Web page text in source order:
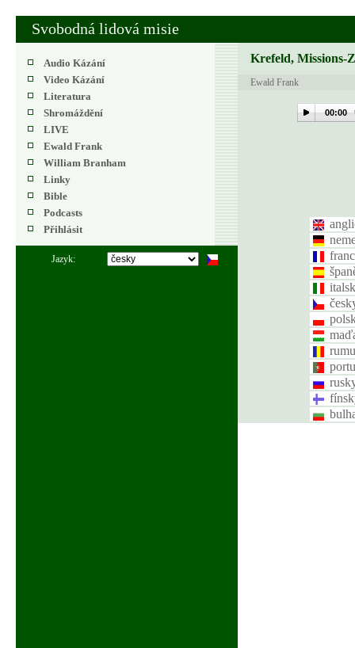
Svobodná lidová misie
Audio Kázání
Video Kázání
Literatura
Shromáždění
LIVE
Ewald Frank
William Branham
Linky
Bible
Podcasts
Přihlásit
Jazyk:
Krefeld, Missions-
Ewald Frank
00:00